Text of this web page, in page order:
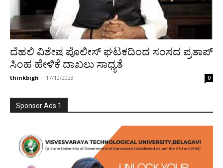
ದೆಹಲಿ ವಿಶೇಷ ಪೊಲೀಸ್ ಘಟಕದಿಂದ ಸಂಸದ ಪ್ರತಾಪ್
ಸಿಂಹ ಹೇಳಿಕೆ ದಾಖಲು ಸಾಧ್ಯತೆ
thinkbigh - 17/12/2023 0
Sponsor Ads 1